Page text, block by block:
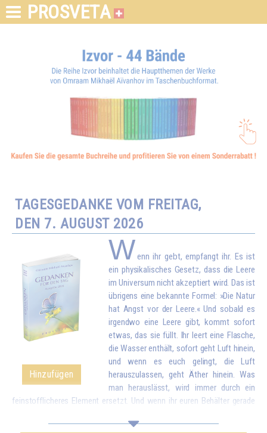
PROSVETA
TAGESGEDANKE VOM FREITAG,
DEN 7. AUGUST 2026
Hinzufügen
Wenn ihr gebt, empfangt ihr. Es ist
ein physikalisches Gesetz, dass die Leere
im Universum nicht akzeptiert wird. Das ist
übrigens eine bekannte Formel: »Die Natur
hat Angst vor der Leere.« Und sobald es
irgendwo eine Leere gibt, kommt sofort
etwas, das sie füllt. Ihr leert eine Flasche,
die Wasser enthält, sofort geht Luft hinein,
und wenn es euch gelingt, die Luft
herauszulassen, geht Äther hinein. Was
man herauslässt, wird immer durch ein
feinstofflicheres Element ersetzt. Und wenn ihr euren Behälter gerade
Geschöpfen gegeben habt, kommt sofort etwas von oben, um euch zu